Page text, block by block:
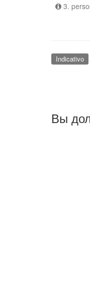
3.
Indicativo
Вы